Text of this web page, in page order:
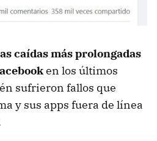
caídas más prolongadas
en los últimos
sufrieron fallos que
y sus apps fuera de línea